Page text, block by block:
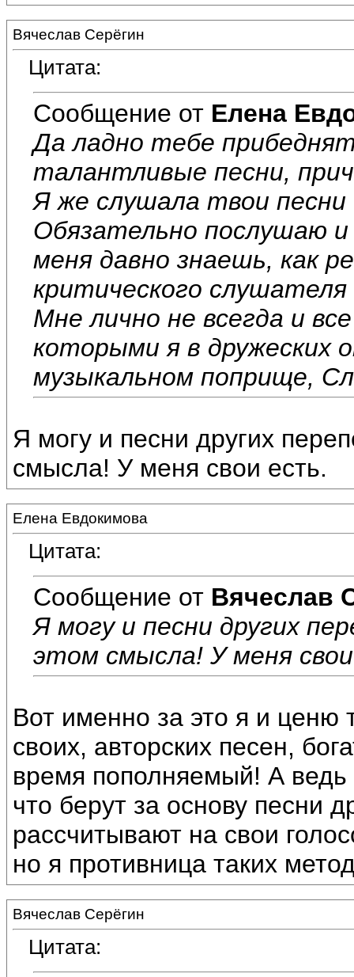
Вячеслав Серёгин
Цитата:
Сообщение от Елена
Да ладно тебе
талантливые песни,
Я же слушала твои песни
Обязательно послушаю
меня давно знаешь, как
критического
Мне лично не всегда и
которыми я в дружеских
музыкальном поприще,
Я могу и песни других
смысла! У меня свои есть.
Елена Евдокимова
Цитата:
Сообщение от Вячеслав
Я могу и песни других
этом смысла! У меня
Вот именно за это я и ценю
своих, авторских песен,
время пополняемый! А ведь
что берут за основу песни
рассчитывают на свои
но я противница таких
Вячеслав Серёгин
Цитата: